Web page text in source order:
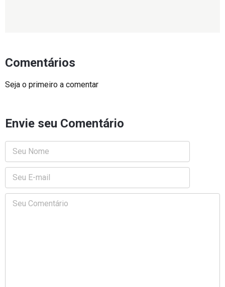
Comentários
Seja o primeiro a comentar
Envie seu Comentário